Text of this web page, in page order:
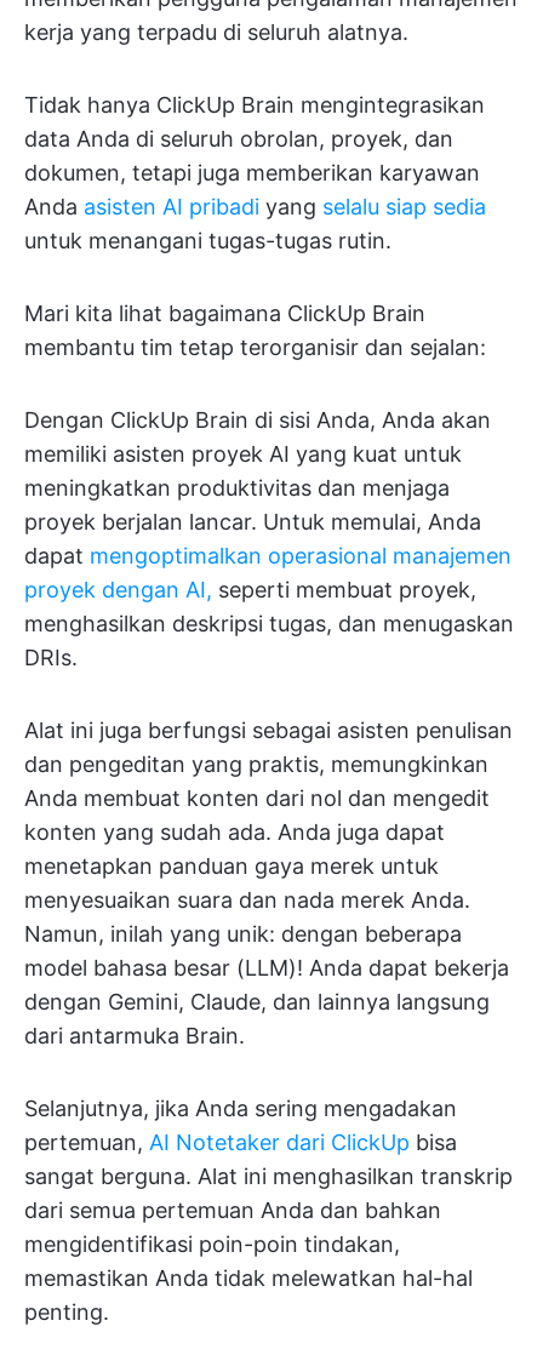
kerja yang terpadu di seluruh alatnya.
Tidak hanya ClickUp Brain mengintegrasikan
data Anda di seluruh obrolan, proyek, dan
dokumen, tetapi juga memberikan karyawan
Anda asisten AI pribadi yang selalu siap sedia
untuk menangani tugas-tugas rutin.
Mari kita lihat bagaimana ClickUp Brain
membantu tim tetap terorganisir dan sejalan:
Dengan ClickUp Brain di sisi Anda, Anda akan
memiliki asisten proyek AI yang kuat untuk
meningkatkan produktivitas dan menjaga
proyek berjalan lancar. Untuk memulai, Anda
dapat mengoptimalkan operasional manajemen
proyek dengan AI, seperti membuat proyek,
menghasilkan deskripsi tugas, dan menugaskan
DRIs.
Alat ini juga berfungsi sebagai asisten penulisan
dan pengeditan yang praktis, memungkinkan
Anda membuat konten dari nol dan mengedit
konten yang sudah ada. Anda juga dapat
menetapkan panduan gaya merek untuk
menyesuaikan suara dan nada merek Anda.
Namun, inilah yang unik: dengan beberapa
model bahasa besar (LLM)! Anda dapat bekerja
dengan Gemini, Claude, dan lainnya langsung
dari antarmuka Brain.
Selanjutnya, jika Anda sering mengadakan
pertemuan, AI Notetaker dari ClickUp bisa
sangat berguna. Alat ini menghasilkan transkrip
dari semua pertemuan Anda dan bahkan
mengidentifikasi poin-poin tindakan,
memastikan Anda tidak melewatkan hal-hal
penting.